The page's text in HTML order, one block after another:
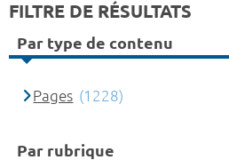
FILTRE DE RÉSULTATS
Par type de contenu
Pages (1228)
Par rubrique